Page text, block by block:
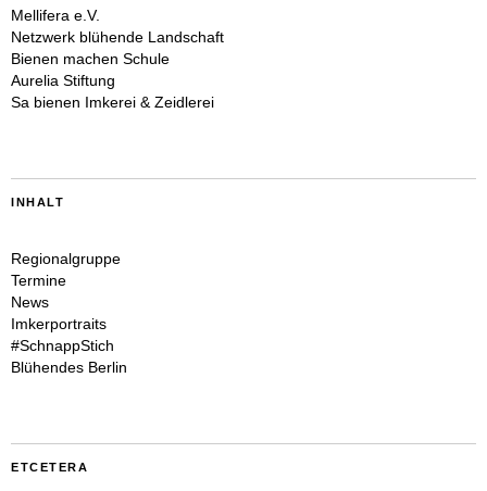
Mellifera e.V.
Netzwerk blühende Landschaft
Bienen machen Schule
Aurelia Stiftung
Sa bienen Imkerei & Zeidlerei
INHALT
Regionalgruppe
Termine
News
Imkerportraits
#SchnappStich
Blühendes Berlin
ETCETERA